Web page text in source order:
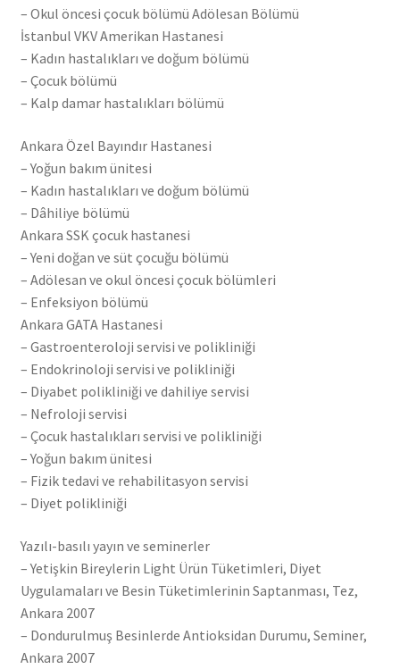
– Okul öncesi çocuk bölümü Adölesan Bölümü
İstanbul VKV Amerikan Hastanesi
– Kadın hastalıkları ve doğum bölümü
– Çocuk bölümü
– Kalp damar hastalıkları bölümü
Ankara Özel Bayındır Hastanesi
– Yoğun bakım ünitesi
– Kadın hastalıkları ve doğum bölümü
– Dâhiliye bölümü
Ankara SSK çocuk hastanesi
– Yeni doğan ve süt çocuğu bölümü
– Adölesan ve okul öncesi çocuk bölümleri
– Enfeksiyon bölümü
Ankara GATA Hastanesi
– Gastroenteroloji servisi ve polikliniği
– Endokrinoloji servisi ve polikliniği
– Diyabet polikliniği ve dahiliye servisi
– Nefroloji servisi
– Çocuk hastalıkları servisi ve polikliniği
– Yoğun bakım ünitesi
– Fizik tedavi ve rehabilitasyon servisi
– Diyet polikliniği
Yazılı-basılı yayın ve seminerler
– Yetişkin Bireylerin Light Ürün Tüketimleri, Diyet
Uygulamaları ve Besin Tüketimlerinin Saptanması, Tez,
Ankara 2007
– Dondurulmuş Besinlerde Antioksidan Durumu, Seminer,
Ankara 2007